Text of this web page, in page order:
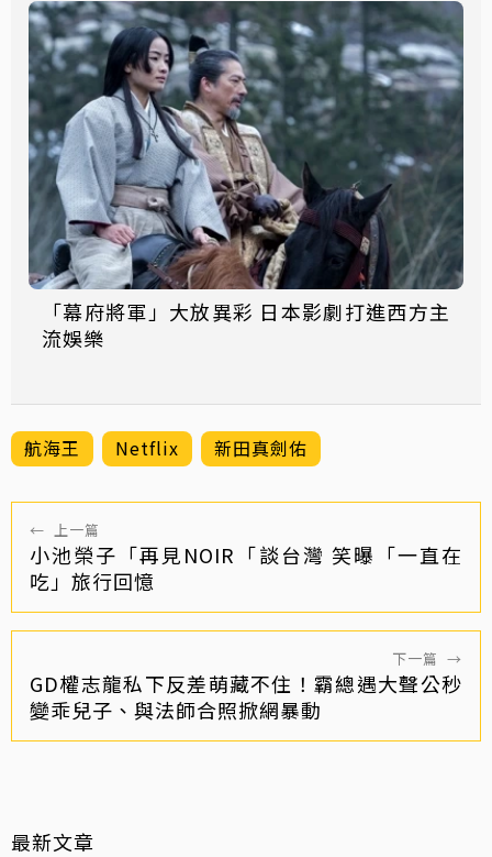
「幕府將軍」大放異彩 日本影劇打進西方主
流娛樂
航海王 Netflix 新田真劍佑
← 上一篇
小池榮子「再見NOIR「談台灣 笑曝「一直在
吃」旅行回憶
下一篇 →
GD權志龍私下反差萌藏不住！霸總遇大聲公秒
變乖兒子、與法師合照掀網暴動
最新文章